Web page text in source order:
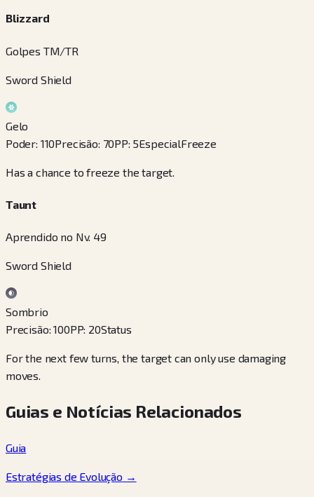
Blizzard
Golpes TM/TR
Sword Shield
Gelo
Poder: 110Precisão: 70PP: 5EspecialFreeze
Has a chance to freeze the target.
Taunt
Aprendido no Nv. 49
Sword Shield
Sombrio
Precisão:100PP: 20Status
For the next few turns, the target can only use damaging
moves.
Guias e Notícias Relacionados
Guia
Estratégias de Evolução →